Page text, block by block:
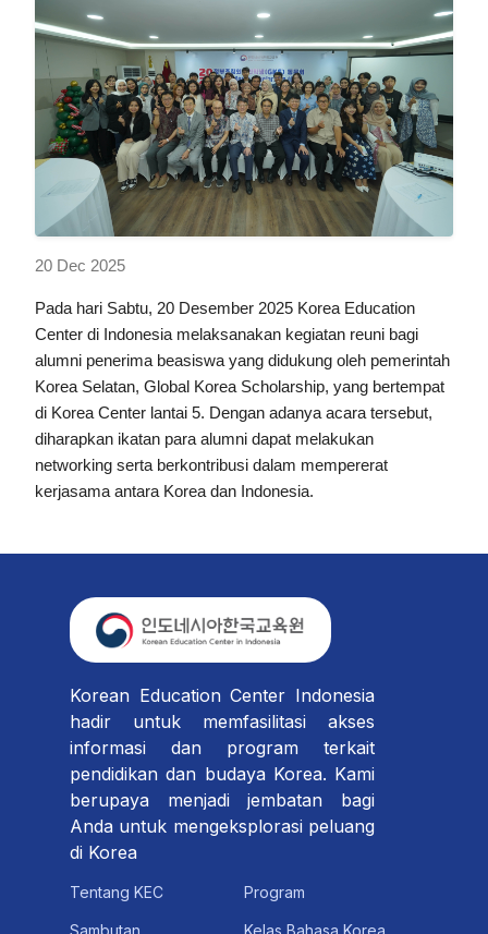
20 Dec 2025
Pada hari Sabtu, 20 Desember 2025 Korea Education
Center di Indonesia melaksanakan kegiatan reuni bagi
alumni penerima beasiswa yang didukung oleh pemerintah
Korea Selatan, Global Korea Scholarship, yang bertempat
di Korea Center lantai 5. Dengan adanya acara tersebut,
diharapkan ikatan para alumni dapat melakukan
networking serta berkontribusi dalam mempererat
kerjasama antara Korea dan Indonesia.
Korean Education Center Indonesia
hadir untuk memfasilitasi akses
informasi dan program terkait
pendidikan dan budaya Korea. Kami
berupaya menjadi jembatan bagi
Anda untuk mengeksplorasi peluang
di Korea
Tentang KEC
Sambutan
Program
Kelas Bahasa Korea